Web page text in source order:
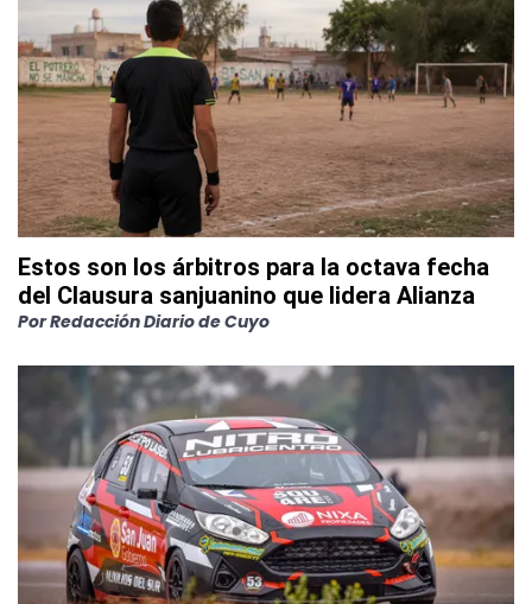
Estos son los árbitros para la octava fecha
del Clausura sanjuanino que lidera Alianza
PorRedacción Diario de Cuyo